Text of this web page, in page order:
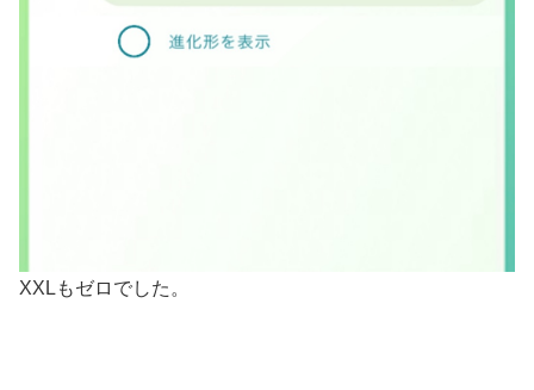
XXLもゼロでした。